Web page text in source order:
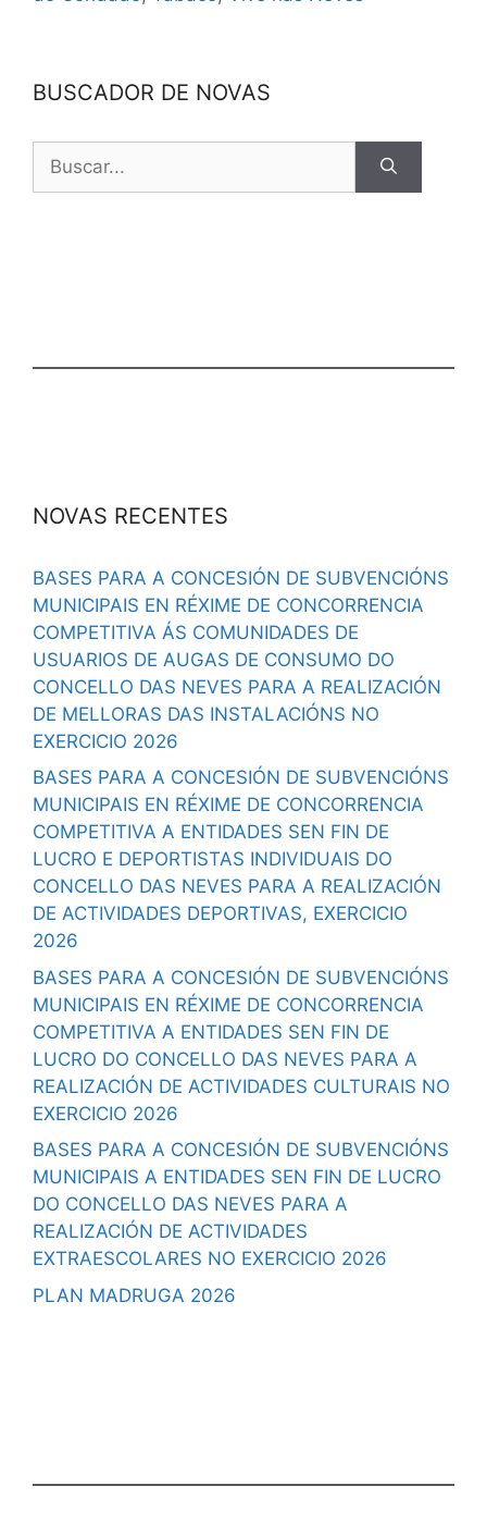
BUSCADOR DE NOVAS
NOVAS RECENTES
BASES PARA A CONCESIÓN DE SUBVENCIÓNS
MUNICIPAIS EN RÉXIME DE CONCORRENCIA
COMPETITIVA ÁS COMUNIDADES DE
USUARIOS DE AUGAS DE CONSUMO DO
CONCELLO DAS NEVES PARA A REALIZACIÓN
DE MELLORAS DAS INSTALACIÓNS NO
EXERCICIO 2026
BASES PARA A CONCESIÓN DE SUBVENCIÓNS
MUNICIPAIS EN RÉXIME DE CONCORRENCIA
COMPETITIVA A ENTIDADES SEN FIN DE
LUCRO E DEPORTISTAS INDIVIDUAIS DO
CONCELLO DAS NEVES PARA A REALIZACIÓN
DE ACTIVIDADES DEPORTIVAS, EXERCICIO
2026
BASES PARA A CONCESIÓN DE SUBVENCIÓNS
MUNICIPAIS EN RÉXIME DE CONCORRENCIA
COMPETITIVA A ENTIDADES SEN FIN DE
LUCRO DO CONCELLO DAS NEVES PARA A
REALIZACIÓN DE ACTIVIDADES CULTURAIS NO
EXERCICIO 2026
BASES PARA A CONCESIÓN DE SUBVENCIÓNS
MUNICIPAIS A ENTIDADES SEN FIN DE LUCRO
DO CONCELLO DAS NEVES PARA A
REALIZACIÓN DE ACTIVIDADES
EXTRAESCOLARES NO EXERCICIO 2026
PLAN MADRUGA 2026